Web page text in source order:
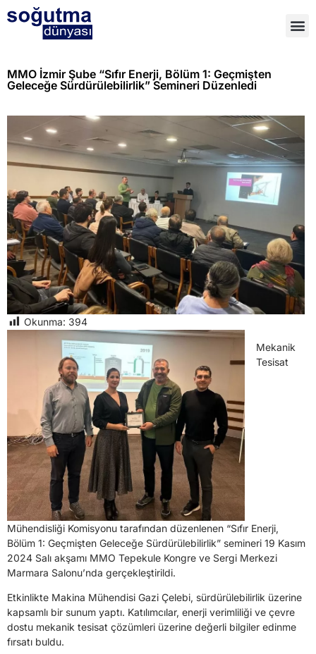
MMO İzmir Şube “Sıfır Enerji, Bölüm 1: Geçmişten
Geleceğe Sürdürülebilirlik” Semineri Düzenledi
Okunma: 394
Mekanik
Tesisat
Mühendisliği Komisyonu tarafından düzenlenen “Sıfır Enerji,
Bölüm 1: Geçmişten Geleceğe Sürdürülebilirlik” semineri 19 Kasım
2024 Salı akşamı MMO Tepekule Kongre ve Sergi Merkezi
Marmara Salonu’nda gerçekleştirildi.
Etkinlikte Makina Mühendisi Gazi Çelebi, sürdürülebilirlik üzerine
kapsamlı bir sunum yaptı. Katılımcılar, enerji verimliliği ve çevre
dostu mekanik tesisat çözümleri üzerine değerli bilgiler edinme
fırsatı buldu.